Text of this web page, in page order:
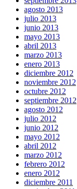
agosto 2013
julio 2013
junio 2013
mayo 2013
abril 2013
marzo 2013
enero 2013
diciembre 2012
noviembre 2012
octubre 2012
septiembre 2012
agosto 2012
julio 2012
junio 2012
mayo 2012
abril 2012
marzo 2012
febrero 2012
enero 2012
diciembre 2011